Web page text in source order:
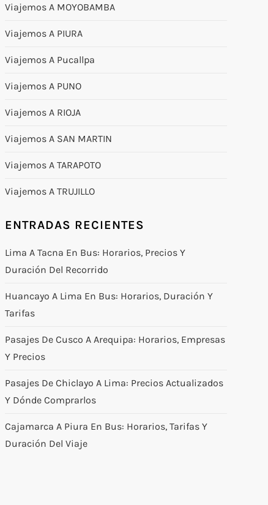
Viajemos A MOYOBAMBA
Viajemos A PIURA
Viajemos A Pucallpa
Viajemos A PUNO
Viajemos A RIOJA
Viajemos A SAN MARTIN
Viajemos A TARAPOTO
Viajemos A TRUJILLO
ENTRADAS RECIENTES
Lima A Tacna En Bus: Horarios, Precios Y
Duración Del Recorrido
Huancayo A Lima En Bus: Horarios, Duración Y
Tarifas
Pasajes De Cusco A Arequipa: Horarios, Empresas
Y Precios
Pasajes De Chiclayo A Lima: Precios Actualizados
Y Dónde Comprarlos
Cajamarca A Piura En Bus: Horarios, Tarifas Y
Duración Del Viaje